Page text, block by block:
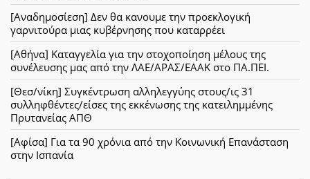
[Αναδημοσίεση] Δεν θα κανουμε την προεκλογική
γαρνιτούρα μιας κυβέρνησης που καταρρέει
[Αθήνα] Καταγγελία για την στοχοποίηση μέλους της
συνέλευσης μας από την ΛΑΕ/ΑΡΑΣ/ΕΑΑΚ στο ΠΑ.ΠΕΙ.
[Θεσ/νίκη] Συγκέντρωση αλληλεγγύης στους/ις 31
συλληφθέντες/είσες της εκκένωσης της κατειλημμένης
Πρυτανείας ΑΠΘ
[Αφίσα] Για τα 90 χρόνια από την Κοινωνική Επανάσταση
στην Ισπανία